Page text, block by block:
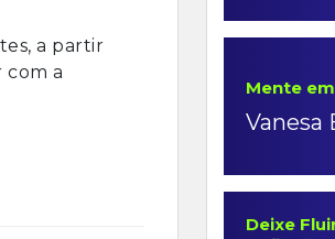
a partir
com a
Mente
Vanesa
Deixe